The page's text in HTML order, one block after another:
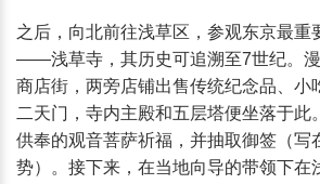
之后，向北前往浅草区，参观东京最重
——浅草寺，其历史可追溯至7世纪。
商店街，两旁店铺出售传统纪念品、小
二天门，寺内主殿和五层塔便坐落于此
供奉的观音菩萨祈福，并抽取御签（写
势）。接下来，在当地向导的带领下在